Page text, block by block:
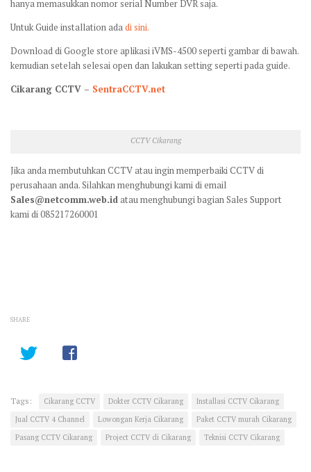
hanya memasukkan nomor serial Number DVR saja.
Untuk Guide installation adadi sini.
Download di Google store aplikasi iVMS-4500 seperti gambar di bawah.
kemudian setelah selesai open dan lakukan setting seperti pada guide.
Cikarang CCTV – SentraCCTV.net
CCTV Cikarang
Jika anda membutuhkan CCTV atau ingin memperbaiki CCTV di
perusahaan anda. Silahkan menghubungi kami di email
Sales@netcomm.web.idatau menghubungi bagian Sales Support
kami di 085217260001
SHARE
Tags: Cikarang CCTV Dokter CCTV Cikarang
Installasi CCTV Cikarang
Jual CCTV 4 Channel
Lowongan Kerja Cikarang
Paket CCTV murah Cikarang
Pasang CCTV Cikarang
Project CCTV di Cikarang Teknisi CCTV Cikarang